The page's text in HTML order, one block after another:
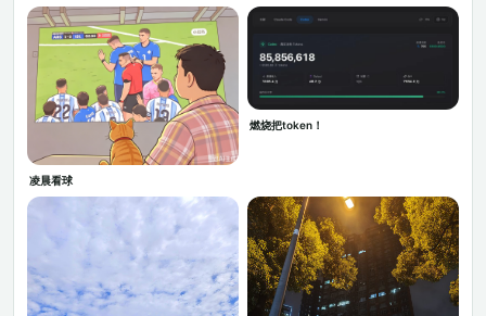
凌晨看球
燃烧把token！